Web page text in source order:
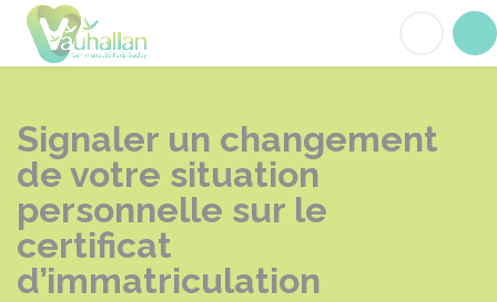
Signaler un changement
de votre situation
personnelle sur le
certificat
d’immatriculation